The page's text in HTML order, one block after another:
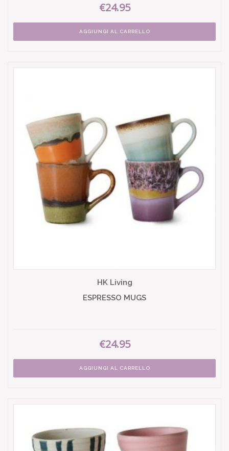
€24.95
AGGIUNGI AL CARRELLO
HK Living
ESPRESSO MUGS
€24.95
AGGIUNGI AL CARRELLO